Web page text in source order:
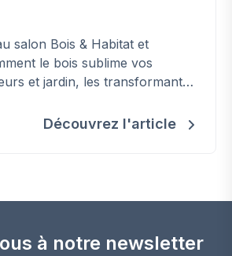
salon Bois & Habitat et
le bois sublime vos
et jardin, les transformant
Découvrez l'article
à notre newsletter